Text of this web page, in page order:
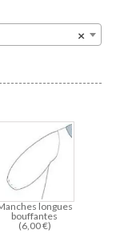
×
longues
bouffantes
(6,00€)